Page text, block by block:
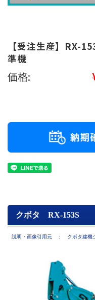
【受注生産】
準機
価格:
クボタ RX-153S
説明・画像引用元 ： クボタ建機